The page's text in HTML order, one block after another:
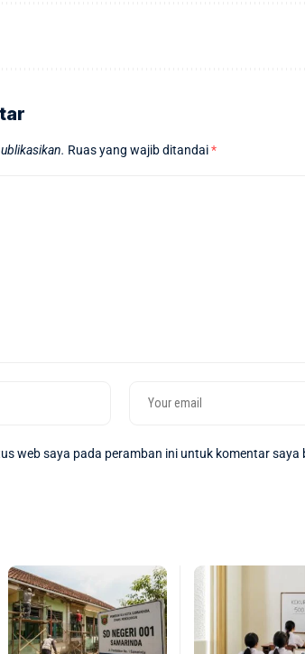
Ruas yang wajib ditandai*
web saya pada peramban ini untuk komentar saya